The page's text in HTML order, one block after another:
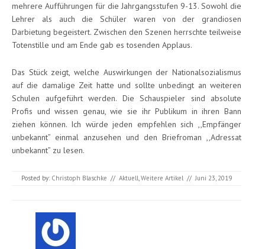
mehrere Aufführungen für die Jahrgangsstufen 9-13. Sowohl die
Lehrer als auch die Schüler waren von der grandiosen
Darbietung begeistert. Zwischen den Szenen herrschte teilweise
Totenstille und am Ende gab es tosenden Applaus.
Das Stück zeigt, welche Auswirkungen der Nationalsozialismus
auf die damalige Zeit hatte und sollte unbedingt an weiteren
Schulen aufgeführt werden. Die Schauspieler sind absolute
Profis und wissen genau, wie sie ihr Publikum in ihren Bann
ziehen können. Ich würde jeden empfehlen sich ,,Empfänger
unbekannt” einmal anzusehen und den Briefroman ,,Adressat
unbekannt” zu lesen.
Posted by: Christoph Blaschke // Aktuell,Weitere Artikel // Juni 23, 2019